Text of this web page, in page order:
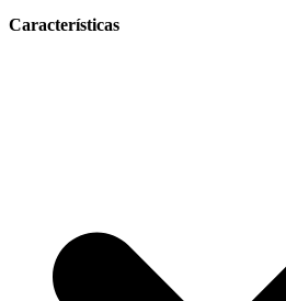
Características